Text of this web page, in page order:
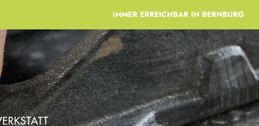
IMMER ERREICHBAR IN BERNBURG